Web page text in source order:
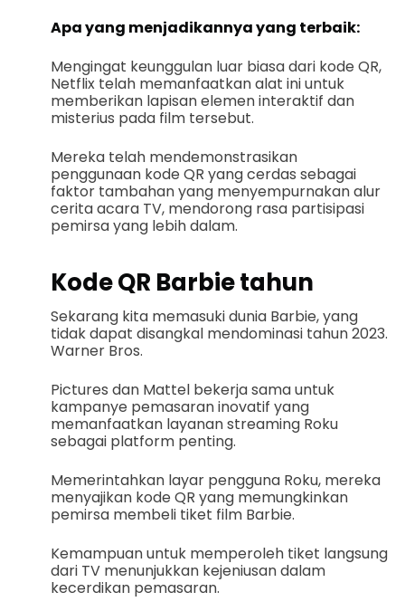
Apa yang menjadikannya yang terbaik:
Mengingat keunggulan luar biasa dari kode QR,
Netflix telah memanfaatkan alat ini untuk
memberikan lapisan elemen interaktif dan
misterius pada film tersebut.
Mereka telah mendemonstrasikan
penggunaan kode QR yang cerdas sebagai
faktor tambahan yang menyempurnakan alur
cerita acara TV, mendorong rasa partisipasi
pemirsa yang lebih dalam.
Kode QR Barbie tahun
Sekarang kita memasuki dunia Barbie, yang
tidak dapat disangkal mendominasi tahun 2023.
Warner Bros.
Pictures dan Mattel bekerja sama untuk
kampanye pemasaran inovatif yang
memanfaatkan layanan streaming Roku
sebagai platform penting.
Memerintahkan layar pengguna Roku, mereka
menyajikan kode QR yang memungkinkan
pemirsa membeli tiket film Barbie.
Kemampuan untuk memperoleh tiket langsung
dari TV menunjukkan kejeniusan dalam
kecerdikan pemasaran.